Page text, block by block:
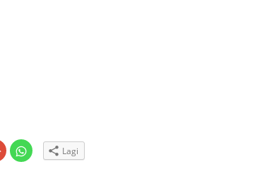
Klik
untuk
berbagi
Klik
untuk Lagi